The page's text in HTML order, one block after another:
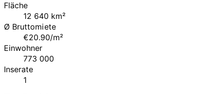
Fläche
12 640 km²
Ø Bruttomiete
€20.90/m²
Einwohner
773 000
Inserate
1